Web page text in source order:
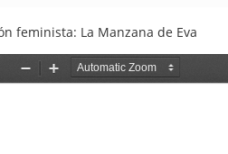
feminista: La Manzana de Eva